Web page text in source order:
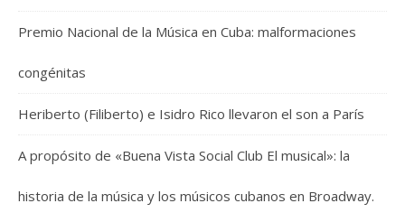
Premio Nacional de la Música en Cuba: malformaciones
congénitas
Heriberto (Filiberto) e Isidro Rico llevaron el son a París
A propósito de «Buena Vista Social Club El musical»: la
historia de la música y los músicos cubanos en Broadway.